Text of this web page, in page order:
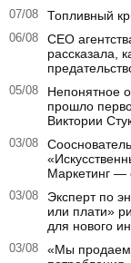
07/08 Топливный
06/08
CEO
рассказала,
05/08
Непонятное
прошло
Виктории
03/08
Маркетинг
03/08
Эксперт по
или плати»
для нового
03/08
«Мы продаем